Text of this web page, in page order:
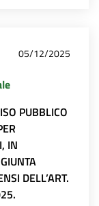
05/12/2025
PUBBLICO
IN
DELL’ART.